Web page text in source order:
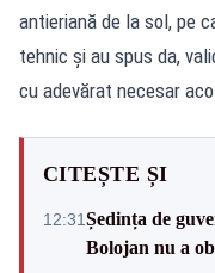
antieriană de la sol, pe
tehnic și au spus da,
cu adevărat necesar
CITEȘTE ȘI
12:31Ședința de
Bolojan nu a